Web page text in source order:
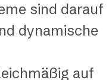
sind darauf
dynamische
auf